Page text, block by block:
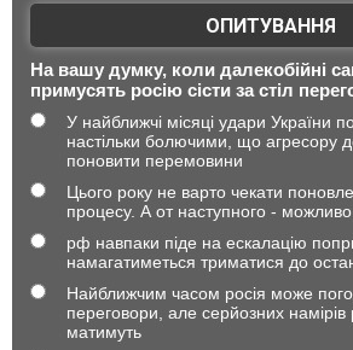
ОПИТУВАННЯ
На вашу думку, коли далекобійні
примусять росію сісти за стіл
У найближчі місяці удари України
настільки болючими, що агресору
поновити перемовини
Цього року не варто чекати
процесу. А от наступного -
рф навпаки піде на ескалацію
намагатиметься триматися до
Найближчим часом росія може
переговори, але серйозних намірів
матимуть